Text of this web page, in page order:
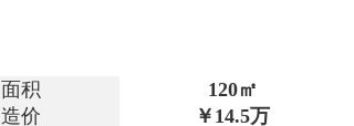
积
120㎡
价
￥14.5万